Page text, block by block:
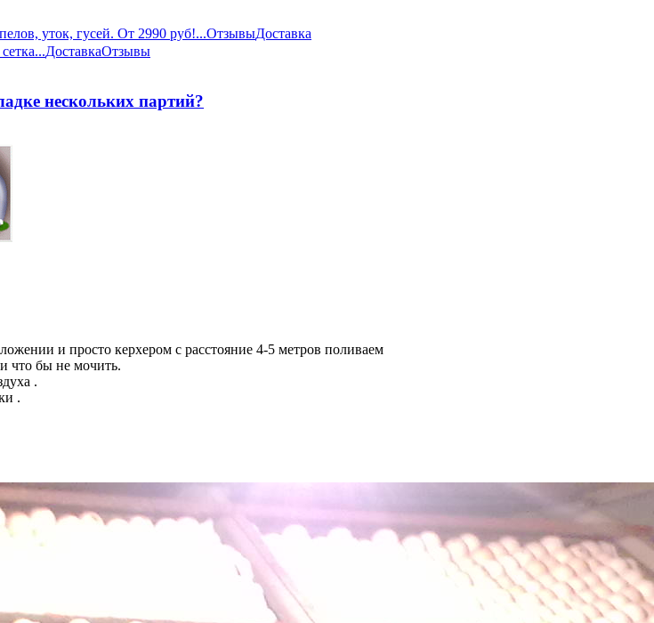
уток, гусей. От 2990 руб!...ОтзывыДоставка
ДоставкаОтзывы
нескольких партий?
и просто керхером с расстояние 4-5 метров поливаем
что бы не мочить.
.
.